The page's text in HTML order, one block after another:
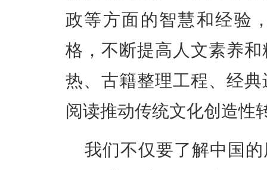
政等方面的智慧和经验
格，不断提高人文素养
热、古籍整理工程、经
阅读推动传统文化创造性
我们不仅要了解中国